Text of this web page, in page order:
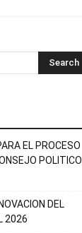
EL PROCESO
POLITICO
DEL
2026